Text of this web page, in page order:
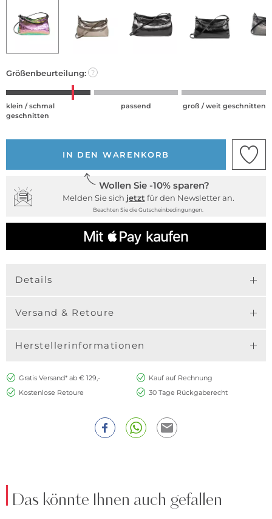
Größenbeurteilung: ?
klein / schmal
geschnitten
passend groß / weit geschnitten
IN DEN WARENKORB
Wollen Sie -10% sparen?
Melden Sie sich jetzt für den Newsletter an.
Beachten Sie die Gutscheinbedingungen.
Details
Versand & Retoure
Herstellerinformationen
Gratis Versand* ab € 129,-
Kauf auf Rechnung
Kostenlose Retoure
30 Tage Rückgaberecht
Das könnte Ihnen auch gefallen